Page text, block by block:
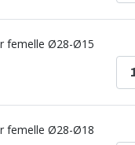
femelle Ø28-Ø15
femelle Ø28-Ø18